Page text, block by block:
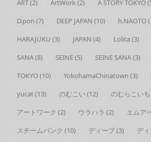
ART(2) ArtWork (2) A STORY TOKYO
D.pon (7) DEEP JAPAN (10) h.NAOTO
HARAJUKU (3) JAPAN (4) Lolita (3)
SANA(8) SEINE(5) SEINE SANA(3)
TOKYO(10) YokohamaChinatown (3)
yucat(13) のむこい (12) のむらこいち
アートワーク (2) ウラハラ (2) エムア
スチームパンク (10) ディープ(3) デ